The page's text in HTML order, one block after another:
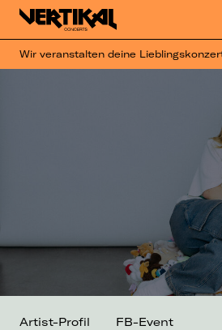
Wir veranstalten deine
Artist-Profil FB-Event